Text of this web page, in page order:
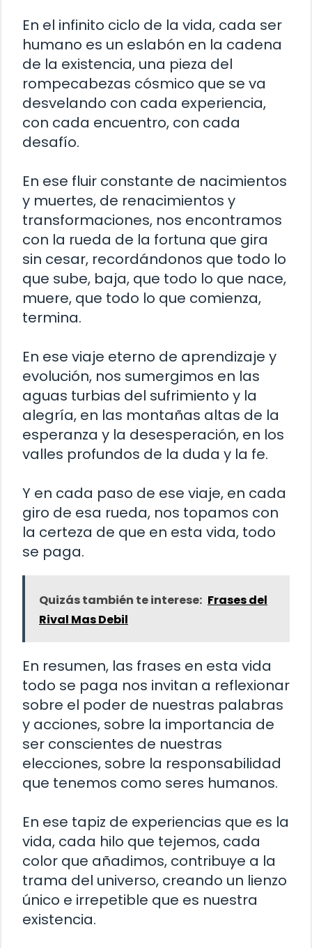
En el infinito ciclo de la vida, cada ser
humano es un eslabón en la cadena
de la existencia, una pieza del
rompecabezas cósmico que se va
desvelando con cada experiencia,
con cada encuentro, con cada
desafío.
En ese fluir constante de nacimientos
y muertes, de renacimientos y
transformaciones, nos encontramos
con la rueda de la fortuna que gira
sin cesar, recordándonos que todo lo
que sube, baja, que todo lo que nace,
muere, que todo lo que comienza,
termina.
En ese viaje eterno de aprendizaje y
evolución, nos sumergimos en las
aguas turbias del sufrimiento y la
alegría, en las montañas altas de la
esperanza y la desesperación, en los
valles profundos de la duda y la fe.
Y en cada paso de ese viaje, en cada
giro de esa rueda, nos topamos con
la certeza de que en esta vida, todo
se paga.
Quizás también te interese: Frases del
Rival Mas Debil
En resumen, las frases en esta vida
todo se paga nos invitan a reflexionar
sobre el poder de nuestras palabras
y acciones, sobre la importancia de
ser conscientes de nuestras
elecciones, sobre la responsabilidad
que tenemos como seres humanos.
En ese tapiz de experiencias que es la
vida, cada hilo que tejemos, cada
color que añadimos, contribuye a la
trama del universo, creando un lienzo
único e irrepetible que es nuestra
existencia.